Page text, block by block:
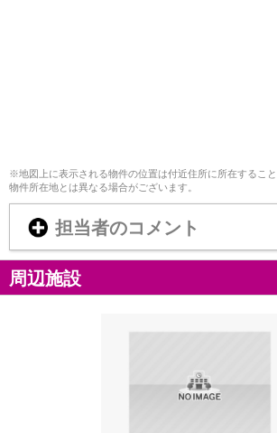
※地図上に表示される物件の位置は付近住所に所在するこ
物件所在地とは異なる場合がございます。
担当者のコメント
周辺施設